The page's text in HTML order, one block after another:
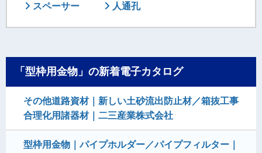
スペーサー
人通孔
「型枠用金物」の新着電子カタログ
その他道路資材｜新しい土砂流出防止材／箱抜工事
合理化用諸器材｜二三産業株式会社
型枠用金物｜パイプホルダー／パイプフィルター｜